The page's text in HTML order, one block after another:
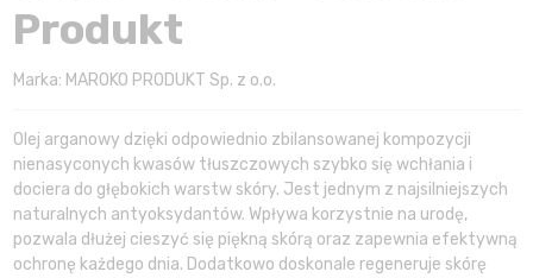
Produkt
Marka: MAROKO PRODUKT Sp. z o.o.
Olej arganowy dzięki odpowiednio zbilansowanej kompozycji
nienasyconych kwasów tłuszczowych szybko się wchłania i
dociera do głębokich warstw skóry. Jest jednym z najsilniejszych
naturalnych antyoksydantów. Wpływa korzystnie na urodę,
pozwala dłużej cieszyć się piękną skórą oraz zapewnia efektywną
ochronę każdego dnia. Dodatkowo doskonale regeneruje skórę